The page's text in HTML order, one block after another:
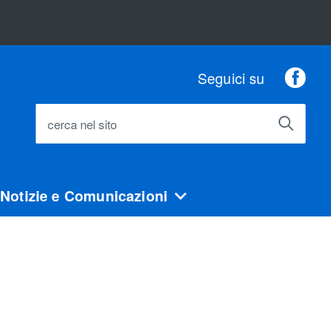
Seguici su
cerca nel sito
Notizie e Comunicazioni